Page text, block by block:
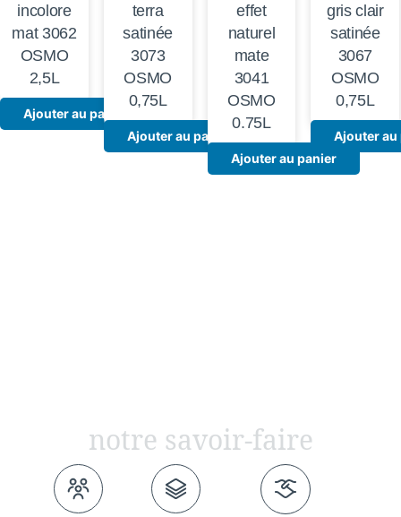
incolore
mat 3062
OSMO
2,5L
Ajouter au panier
terra
satinée
3073
OSMO
0,75L
Ajouter au panier
effet
naturel
mate
3041
OSMO
0.75L
Ajouter au panier
gris clair
satinée
3067
OSMO
0,75L
Ajouter au
notre savoir-faire